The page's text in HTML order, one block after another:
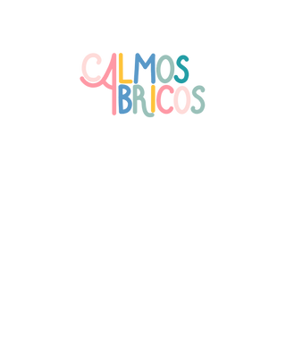
Dimensions intérieures 25x15 cm
Fabriqué à la main, à Paris à partir de
tissus upcyclés